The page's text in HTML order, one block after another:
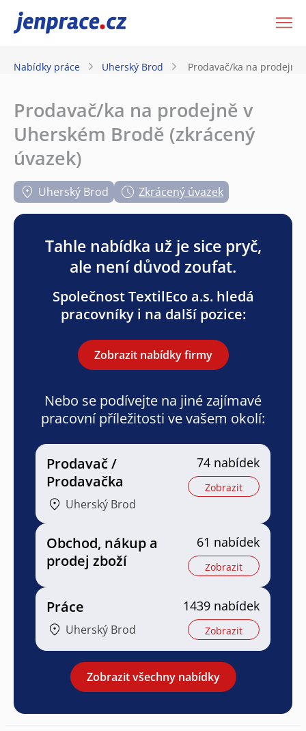
JenPráce.cz
Nabídky práce Uherský Brod Prodavač/ka na prodejně
Prodavač/ka na prodejně v
Uherském Brodě (zkrácený
úvazek)
Uherský Brod Zkrácený úvazek
Tahle nabídka už je sice pryč,
ale není důvod zoufat.
Společnost TextilEco a.s. hledá
pracovníky i na další pozice:
Zobrazit nabídky firmy
Nebo se podívejte na jiné zajímavé
pracovní příležitosti ve vašem okolí:
Prodavač /
Prodavačka
Uherský Brod
74 nabídek
Zobrazit
Obchod, nákup a
prodej zboží
61 nabídek
Zobrazit
Práce
Uherský Brod
1439 nabídek
Zobrazit
Zobrazit všechny nabídky